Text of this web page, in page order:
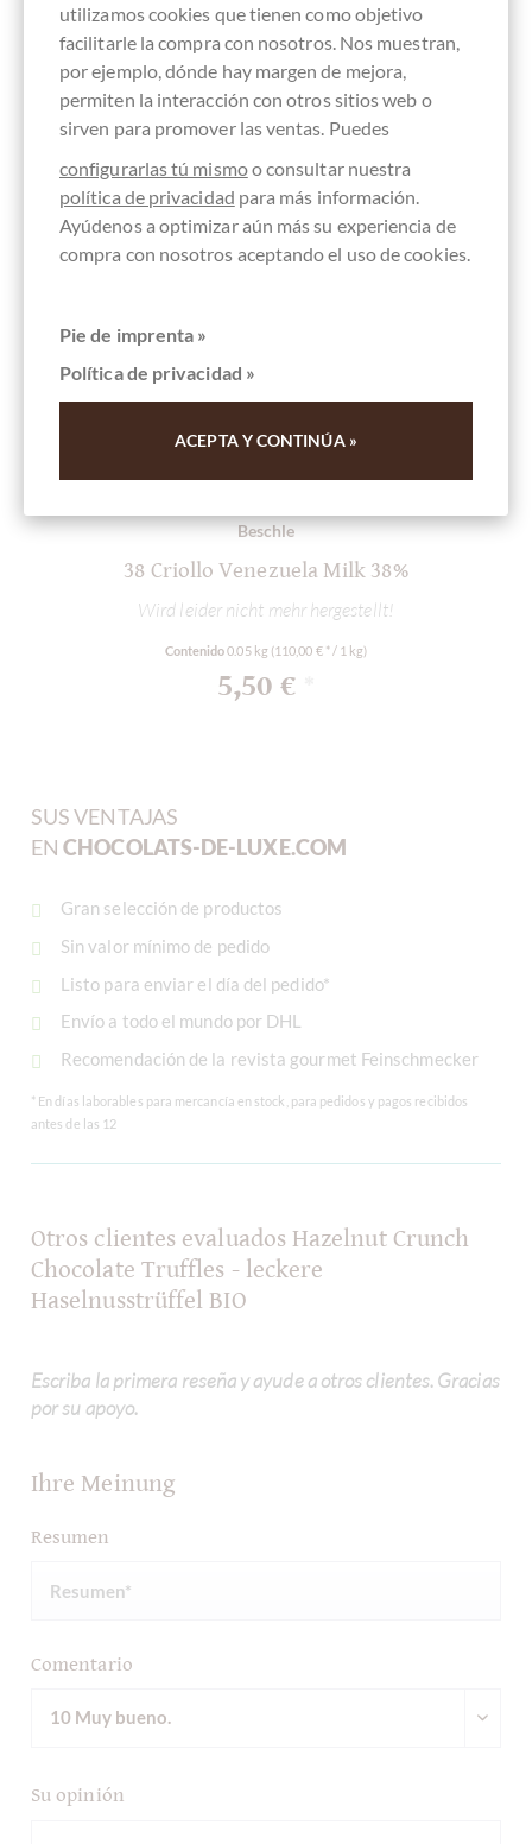
Accesorios
Beschle
38 Criollo Venezuela Milk 38%
Wird leider nicht mehr hergestellt!
Contenido0.05 kg (110,00 € * / 1 kg)
5,50 €
SUS VENTAJAS
ENCHOCOLATS-DE-LUXE.COM
Gran selección de productos
Sin valor mínimo de pedido
Listo para enviar el día del pedido*
Envío a todo el mundo por DHL
Recomendación de la revista gourmet Feinschmecker
* En días laborables para mercancía en stock, para pedidos y pagos recibidos
antes de las 12
Otros clientes evaluados Hazelnut Crunch
Chocolate Truffles - leckere
Haselnusstrüffel BIO
Escriba la primera reseña y ayude a otros clientes. Gracias
por su apoyo.
Ihre Meinung
Resumen
Comentario
Su opinión
utilizamos cookies que tienen como objetivo
facilitarle la compra con nosotros. Nos muestran,
por ejemplo, dónde hay margen de mejora,
permiten la interacción con otros sitios web o
sirven para promover las ventas. Puedes
configurarlas tú mismoo consultar nuestra
política de privacidad para más información.
Ayúdenos a optimizar aún más su experiencia de
compra con nosotros aceptando el uso de cookies.
Pie de imprenta »
Política de privacidad »
ACEPTA Y CONTINÚA »